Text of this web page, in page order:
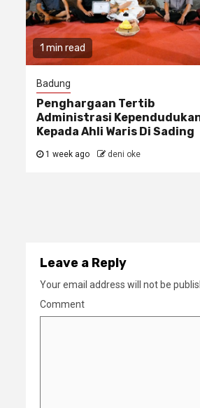
1 min read
Badung
Penghargaan Tertib
Administrasi
Kepada Ahli Waris Di Sading
1 week ago deni oke
Leave a Reply
Your email address will not be
Comment